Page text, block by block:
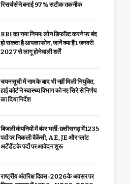
रिसर्चर्स ने बनाई 97% सटीक तकनीक
RBI का नया नियम: लोन डिफॉल्ट करने पर बंद
हो सकता है आपका फोन, जानें क्या हैं 1 जनवरी
2027 से लागू होने वाली शर्तें
चयन सूची में नाम के बाद भी नहीं मिली नियुक्ति,
हाई कोर्ट ने स्वास्थ्य विभाग को नए सिरे से निर्णय
का दिया निर्देश
बिजली कंपनियों में बंपर भर्ती: छत्तीसगढ़ में 1235
पदों पर निकली वैकेंसी, AE, JE और प्लांट
अटेंडेंट के पदों पर आवेदन शुरू
राष्ट्रीय अंतरिक्ष दिवस-2026 के अवसर पर